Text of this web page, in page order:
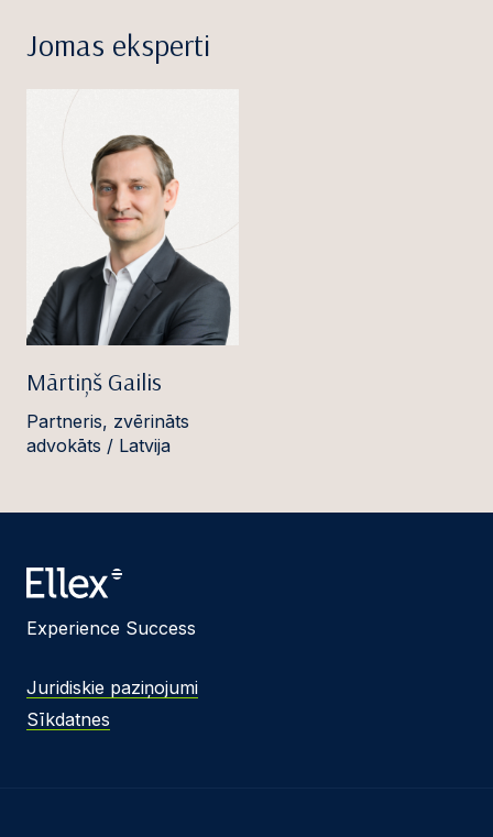
Jomas eksperti
Mārtiņš Gailis
Partneris, zvērināts
advokāts / Latvija
Experience Success
Juridiskie paziņojumi
Sīkdatnes